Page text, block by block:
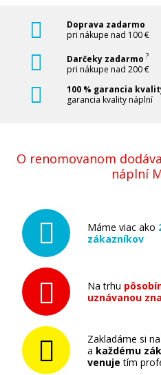
Doprava zadarmo
pri nákupe nad 100 €
Darčeky zadarmo ?
pri nákupe nad 200 €
100 % garancia
garancia kvality náplní
O renomovanom
náplní
Máme viac ako
zákazníkov
Na trhu
uznávanou
Zakladáme si
a každému
venuje tím